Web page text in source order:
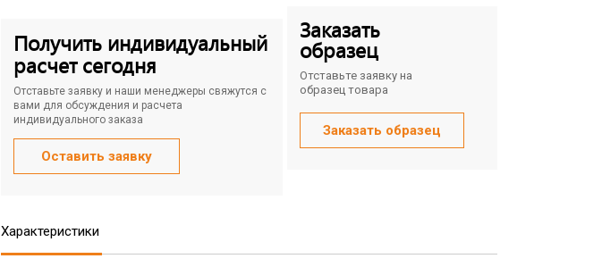
Получить индивидуальный
расчет сегодня
Отставьте заявку и наши менеджеры свяжутся с
вами для обсуждения и расчета
индивидуального заказа
Оставить заявку
Заказать
образец
Отставьте заявку на
образец товара
Заказать образец
Характеристики